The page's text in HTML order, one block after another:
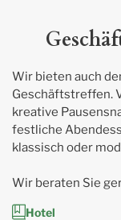
Wir bieten auch
Geschäftstreffen.
kreative
festliche
klassisch oder
Wir beraten Sie
Hotel